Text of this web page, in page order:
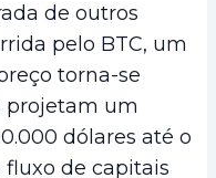
de outros
pelo BTC, um
torna-se
projetam um
dólares até o
fluxo de capitais